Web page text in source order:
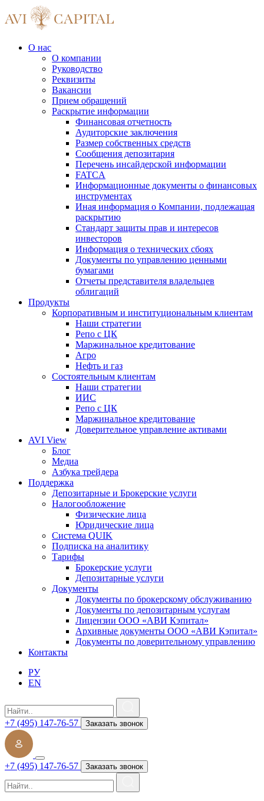
О нас
О компании
Руководство
Реквизиты
Вакансии
Прием обращений
Раскрытие информации
Финансовая отчетность
Аудиторские заключения
Размер собственных средств
Сообщения депозитария
Перечень инсайдерской информации
FATCA
Информационные документы о финансовых
инструментах
Иная информация о Компании, подлежащая
раскрытию
Стандарт защиты прав и интересов
инвесторов
Информация о технических сбоях
Документы по управлению ценными
бумагами
Отчеты представителя владельцев
облигаций
Продукты
Корпоративным и институциональным клиентам
Наши стратегии
Репо с ЦК
Маржинальное кредитование
Агро
Нефть и газ
Состоятельным клиентам
Наши стратегии
ИИС
Репо с ЦК
Маржинальное кредитование
Доверительное управление активами
AVI View
Блог
Медиа
Азбука трейдера
Поддержка
Депозитарные и Брокерские услуги
Налогообложение
Физические лица
Юридические лица
Система QUIK
Подписка на аналитику
Тарифы
Брокерские услуги
Депозитарные услуги
Документы
Документы по брокерскому обслуживанию
Документы по депозитарным услугам
Лицензии ООО «АВИ Кэпитал»
Архивные документы ООО «АВИ Кэпитал»
Документы по доверительному управлению
Контакты
РУ
EN
+7 (495) 147-76-57 Заказать звонок
+7 (495) 147-76-57 Заказать звонок